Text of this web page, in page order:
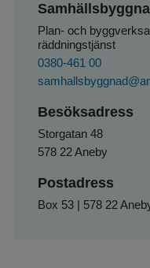
Plan- och
räddningstjänst
0380-461 00
Besöksadress
Storgatan 48
578 22 Aneby
Postadress
Box 53 | 578 22